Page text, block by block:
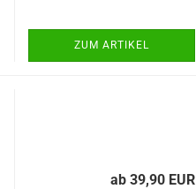
ZUM ARTIKEL
ab 39,90 EUR